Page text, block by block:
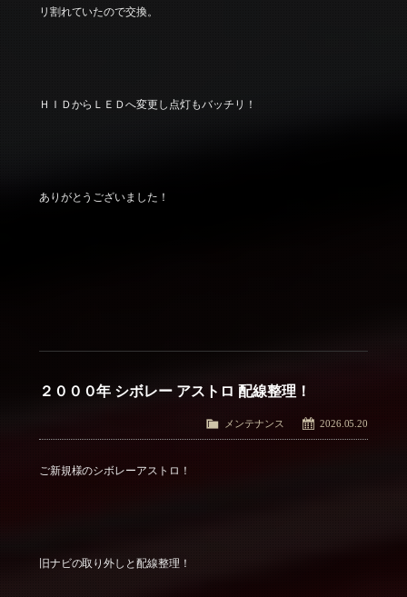
リ割れていたので交換。
ＨＩＤからＬＥＤへ変更し点灯もバッチリ！
ありがとうございました！
２０００年 シボレー アストロ 配線整理！
2026.05.20
メンテナンス
ご新規様のシボレーアストロ！
旧ナビの取り外しと配線整理！